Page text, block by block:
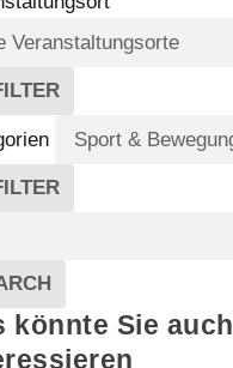
V
E
R
A
A
L
T
U
E
G
O
R
könnte Sie auch